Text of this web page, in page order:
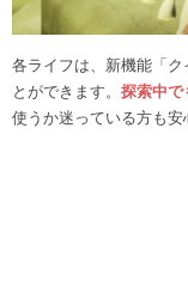
各ライフは、新機能「
とができます。 探索中で
使うか迷っている方も安